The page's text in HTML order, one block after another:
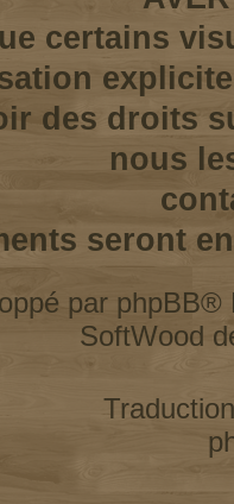
certains
des droits
nous
seront
par phpBB®
SoftWood